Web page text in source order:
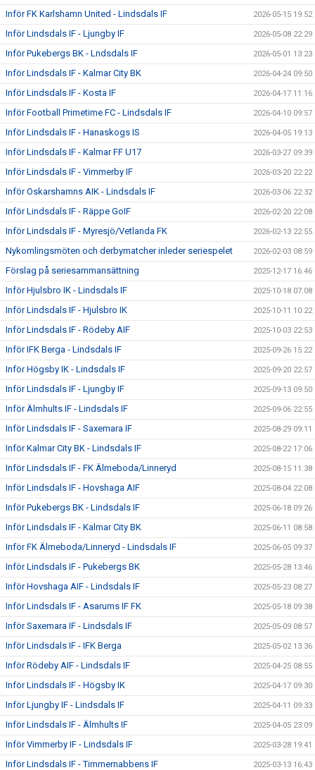
Inför FK Karlshamn United - Lindsdals IF 2026-05-15 19:52
Inför Lindsdals IF - Ljungby IF 2026-05-08 22:29
Inför Pukebergs BK - Lndsdals IF 2026-05-01 13:23
Inför Lindsdals IF - Kalmar City BK 2026-04-24 09:50
Inför Lindsdals IF - Kosta IF 2026-04-17 11:16
Inför Football Primetime FC - Lindsdals IF 2026-04-10 09:57
Inför Lindsdals IF - Hanaskogs IS 2026-04-05 19:13
Inför Lindsdals IF - Kalmar FF U17 2026-03-27 09:39
Inför Lindsdals IF - Vimmerby IF 2026-03-20 22:22
Inför Oskarshamns AIK - Lindsdals IF 2026-03-06 22:32
Inför Lindsdals IF - Räppe GoIF 2026-02-20 22:08
Inför Lindsdals IF - Myresjö/Vetlanda FK 2026-02-13 22:55
Nykomlingsmöten och derbymatcher inleder seriespelet 2026-02-03 08:59
Förslag på seriesammansättning 2025-12-17 16:46
Inför Hjulsbro IK - Lindsdals IF 2025-10-18 07:08
Inför Lindsdals IF - Hjulsbro IK 2025-10-11 10:22
Inför Lindsdals IF - Rödeby AIF 2025-10-03 22:53
Inför IFK Berga - Lindsdals IF 2025-09-26 15:22
Inför Högsby IK - Lindsdals IF 2025-09-20 22:57
Inför Lindsdals IF - Ljungby IF 2025-09-13 09:50
Inför Älmhults IF - Lindsdals IF 2025-09-06 22:55
Inför Lindsdals IF - Saxemara IF 2025-08-29 09:11
Inför Kalmar City BK - Lindsdals IF 2025-08-22 17:06
Inför Lindsdals IF - FK Älmeboda/Linneryd 2025-08-15 11:38
Inför Lindsdals IF - Hovshaga AIF 2025-08-04 22:08
Inför Pukebergs BK - Lindsdals IF 2025-06-18 09:26
Inför Lindsdals IF - Kalmar City BK 2025-06-11 08:58
Inför FK Älmeboda/Linneryd - Lindsdals IF 2025-06-05 09:37
Inför Lindsdals IF - Pukebergs BK 2025-05-28 13:46
Inför Hovshaga AIF - Lindsdals IF 2025-05-23 08:27
Inför Lindsdals IF - Asarums IF FK 2025-05-18 09:38
Inför Saxemara IF - Lindsdals IF 2025-05-09 08:57
Inför Lindsdals IF - IFK Berga 2025-05-02 13:36
Inför Rödeby AIF - Lindsdals IF 2025-04-25 08:55
Inför Lindsdals IF - Högsby IK 2025-04-17 09:30
Inför Ljungby IF - Lindsdals IF 2025-04-11 09:33
Inför Lindsdals IF - Älmhults IF 2025-04-05 23:09
Inför Vimmerby IF - Lindsdals IF 2025-03-28 19:41
Inför Lindsdals IF - Timmernabbens IF 2025-03-13 16:43